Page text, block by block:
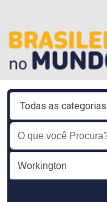
Todas as categorias